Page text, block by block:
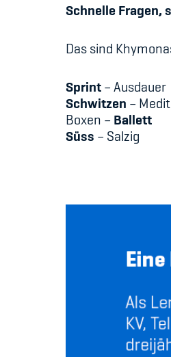
Schnelle Fragen,
Das sind
Sprint–Ausdauer
Schwitzen –
Boxen – Ballett
Süss – Salzig